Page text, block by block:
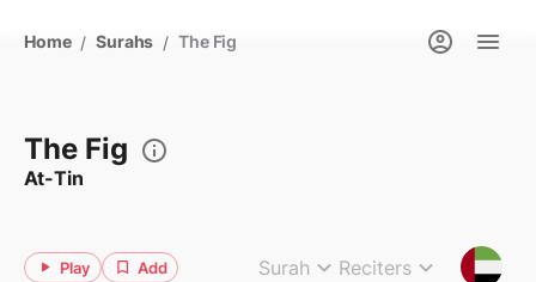
Home / Surahs / The Fig
The Fig
At-Tin
Play Add Surah Reciters